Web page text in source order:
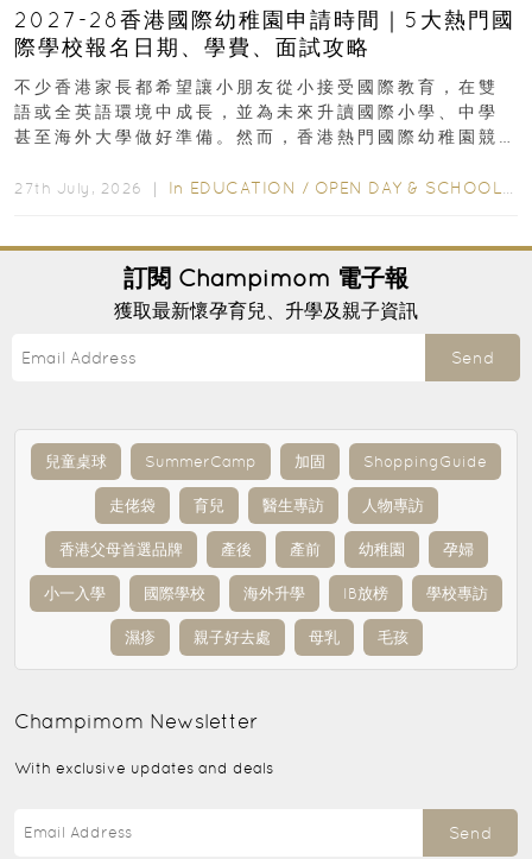
2027-28香港國際幼稚園申請時間｜5大熱門國
際學校報名日期、學費、面試攻略
不少香港家長都希望讓小朋友從小接受國際教育，在雙
語或全英語環境中成長，並為未來升讀國際小學、中學
甚至海外大學做好準備。然而，香港熱門國際幼稚園競
27th July, 2026 ｜ In EDUCATION / OPEN DAY & SCHOOL EVENTS
訂閱 Champimom 電子報
獲取最新懷孕育兒、升學及親子資訊
Send
兒童桌球 SummerCamp 加固 ShoppingGuide
走佬袋 育兒 醫生專訪 人物專訪
香港父母首選品牌 產後 產前 幼稚園 孕婦
小一入學 國際學校 海外升學 IB放榜 學校專訪
濕疹 親子好去處 母乳 毛孩
Champimom Newsletter
With exclusive updates and deals
Send